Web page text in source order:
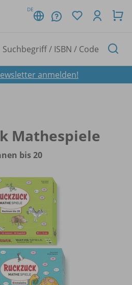
DE
anmelden!
Mathespiele
bis 20